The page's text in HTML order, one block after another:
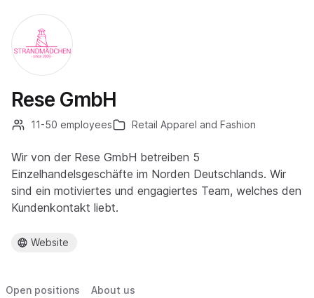
Rese GmbH
11-50 employees Retail Apparel and Fashion
Wir von der Rese GmbH betreiben 5
Einzelhandelsgeschäfte im Norden Deutschlands. Wir
sind ein motiviertes und engagiertes Team, welches den
Kundenkontakt liebt.
Website
Open positions About us